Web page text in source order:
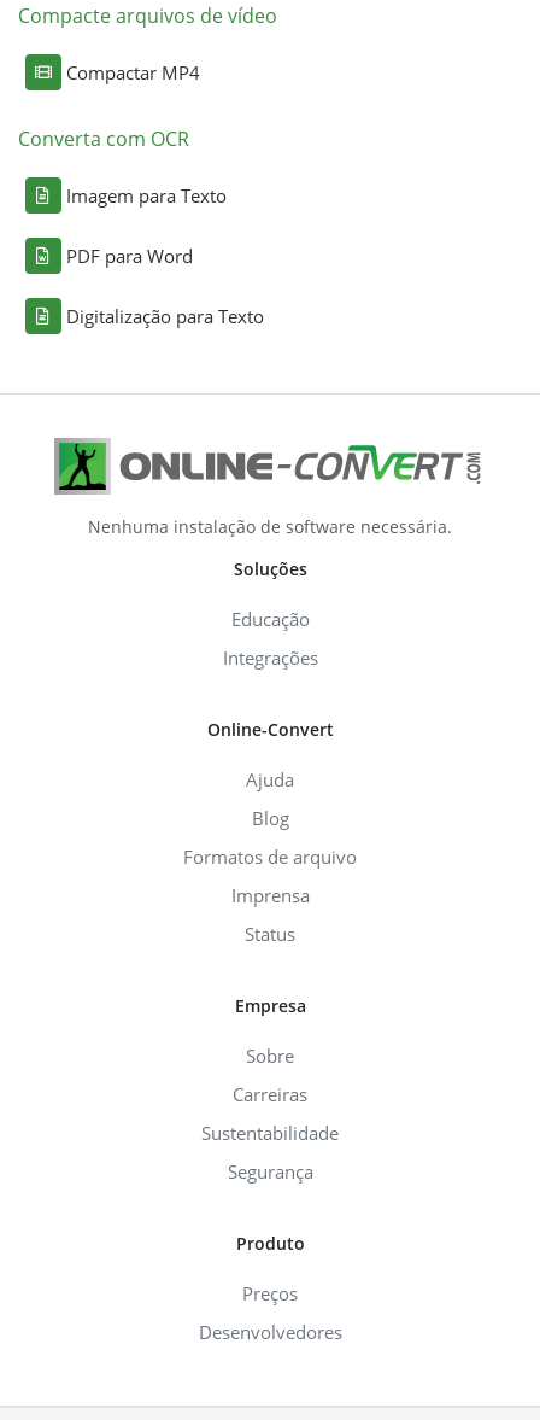
Compacte arquivos de vídeo
Compactar MP4
Converta com OCR
Imagem para Texto
PDF para Word
Digitalização para Texto
Nenhuma instalação de software necessária.
Soluções
Educação
Integrações
Online-Convert
Ajuda
Blog
Formatos de arquivo
Imprensa
Status
Empresa
Sobre
Carreiras
Sustentabilidade
Segurança
Produto
Preços
Desenvolvedores